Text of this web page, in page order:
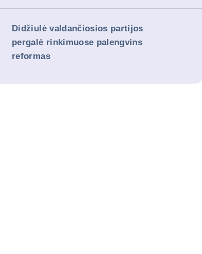
Didžiulė valdančiosios partijos
pergalė rinkimuose palengvins
reformas